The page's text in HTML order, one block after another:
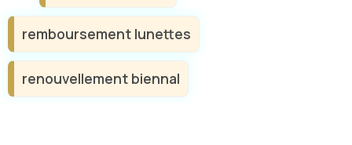
remboursement lunettes
renouvellement biennal